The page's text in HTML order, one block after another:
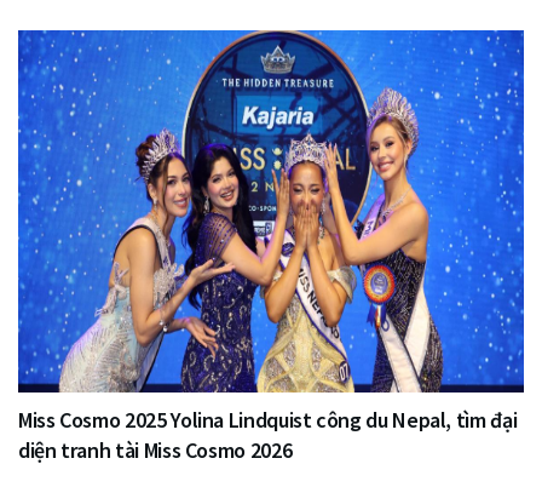
Miss Cosmo 2025 Yolina Lindquist công du Nepal, tìm đại
diện tranh tài Miss Cosmo 2026